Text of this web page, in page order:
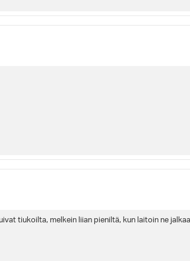
tiukoilta, melkein liian pieniltä, kun laitoin ne